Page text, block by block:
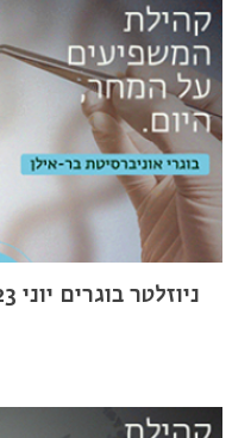
ניוזלטר בוגרים יוני 2023